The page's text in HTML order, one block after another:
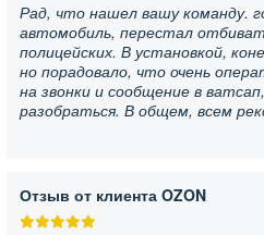
Рад, что нашел вашу команду.
автомобиль, перестал
полицейских. В установкой,
но порадовало, что очень
на звонки и сообщение в
разобраться. В общем, всем
Отзыв от клиента OZON